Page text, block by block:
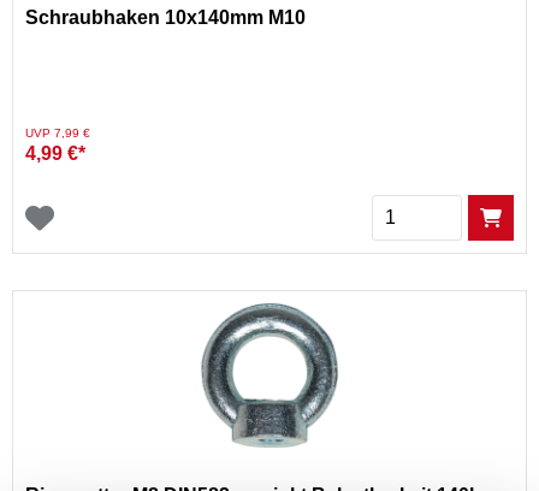
Schraubhaken 10x140mm M10
Preis reduziert von
UVP 7,99 €auf
4,99 €*
Menge